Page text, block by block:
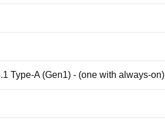
Type-A (Gen1) - (one with always-on)